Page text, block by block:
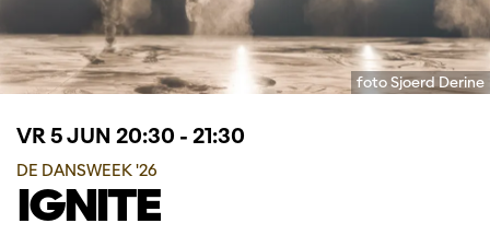
foto Sjoerd Derine
IGNITE
DE DANSWEEK '26
VR 5 JUN 20:30 - 21:30